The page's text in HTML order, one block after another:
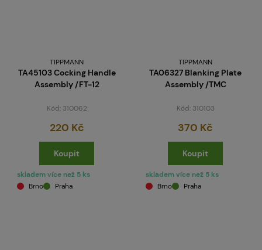
TIPPMANN
TA45103 Cocking Handle
Assembly /FT-12
Kód: 310062
220 Kč
Koupit
skladem více než 5 ks
Brno
Praha
TIPPMANN
TA06327 Blanking Plate
Assembly /TMC
Kód: 310103
370 Kč
Koupit
skladem více než 5 ks
Brno
Praha